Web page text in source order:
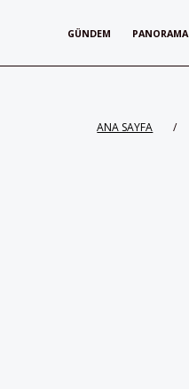
GÜNDEM PANORAMA
ANA SAYFA /